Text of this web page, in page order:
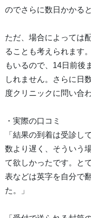
のでさらに数日かかる
ただ、場合によっては
ることも考えられます
もいるので、14日前後
しれません。さらに日
度クリニックに問い合
・実際の口コミ
「結果の到着は受診し
数より遅く、そういう
て欲しかったです。と
表などは英字を自分で
た。」